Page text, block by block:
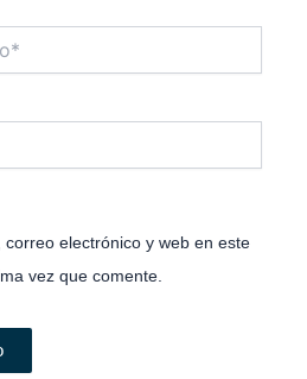
electrónico y web en este
vez que comente.